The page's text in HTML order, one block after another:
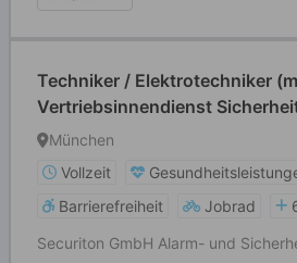
Techniker / Elektrotechniker
Vertriebsinnendienst
München
München
Vollzeit
Barrierefreiheit
Jobrad
Securiton GmbH Alarm- und